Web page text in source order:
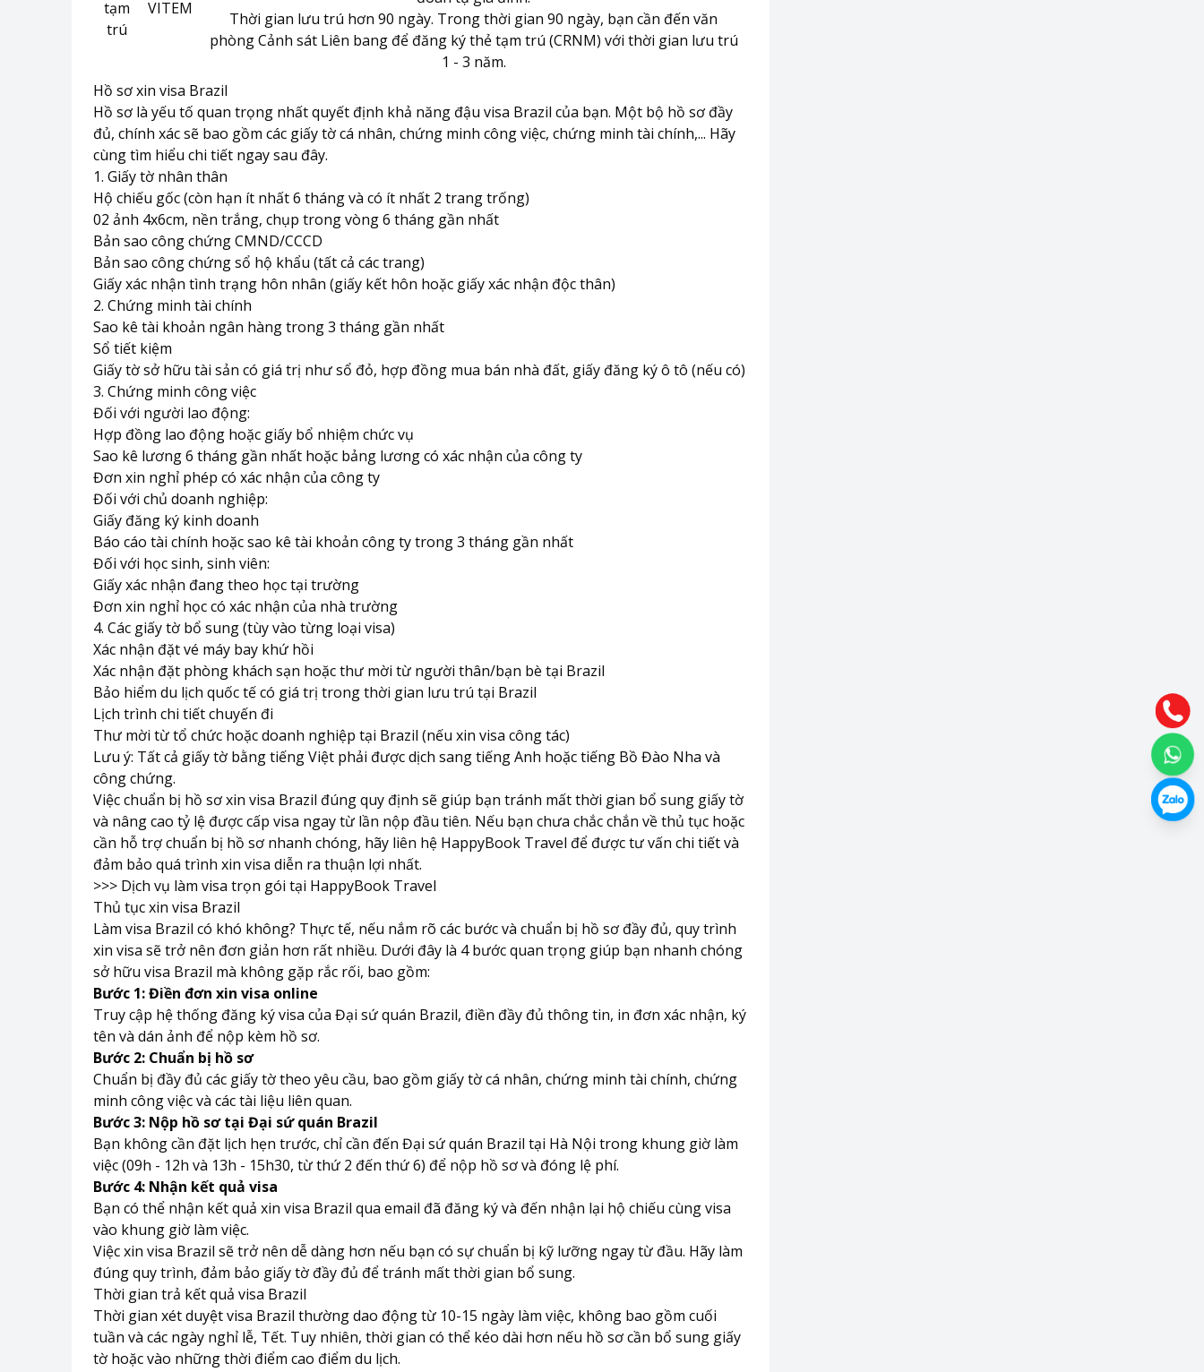
tạm
trú
VITEM
Thời gian lưu trú hơn 90 ngày. Trong thời gian 90 ngày, bạn cần đến văn
phòng Cảnh sát Liên bang để đăng ký thẻ tạm trú (CRNM) với thời gian lưu trú
1 - 3 năm.
Hồ sơ xin visa Brazil
Hồ sơ là yếu tố quan trọng nhất quyết định khả năng đậu visa Brazil của bạn. Một bộ hồ sơ đầy
đủ, chính xác sẽ bao gồm các giấy tờ cá nhân, chứng minh công việc, chứng minh tài chính,... Hãy
cùng tìm hiểu chi tiết ngay sau đây.
1. Giấy tờ nhân thân
Hộ chiếu gốc (còn hạn ít nhất 6 tháng và có ít nhất 2 trang trống)
02 ảnh 4x6cm, nền trắng, chụp trong vòng 6 tháng gần nhất
Bản sao công chứng CMND/CCCD
Bản sao công chứng sổ hộ khẩu (tất cả các trang)
Giấy xác nhận tình trạng hôn nhân (giấy kết hôn hoặc giấy xác nhận độc thân)
2. Chứng minh tài chính
Sao kê tài khoản ngân hàng trong 3 tháng gần nhất
Sổ tiết kiệm
Giấy tờ sở hữu tài sản có giá trị như sổ đỏ, hợp đồng mua bán nhà đất, giấy đăng ký ô tô (nếu có)
3. Chứng minh công việc
Đối với người lao động:
Hợp đồng lao động hoặc giấy bổ nhiệm chức vụ
Sao kê lương 6 tháng gần nhất hoặc bảng lương có xác nhận của công ty
Đơn xin nghỉ phép có xác nhận của công ty
Đối với chủ doanh nghiệp:
Giấy đăng ký kinh doanh
Báo cáo tài chính hoặc sao kê tài khoản công ty trong 3 tháng gần nhất
Đối với học sinh, sinh viên:
Giấy xác nhận đang theo học tại trường
Đơn xin nghỉ học có xác nhận của nhà trường
4. Các giấy tờ bổ sung (tùy vào từng loại visa)
Xác nhận đặt vé máy bay khứ hồi
Xác nhận đặt phòng khách sạn hoặc thư mời từ người thân/bạn bè tại Brazil
Bảo hiểm du lịch quốc tế có giá trị trong thời gian lưu trú tại Brazil
Lịch trình chi tiết chuyến đi
Thư mời từ tổ chức hoặc doanh nghiệp tại Brazil (nếu xin visa công tác)
Lưu ý: Tất cả giấy tờ bằng tiếng Việt phải được dịch sang tiếng Anh hoặc tiếng Bồ Đào Nha và
công chứng.
Việc chuẩn bị hồ sơ xin visa Brazil đúng quy định sẽ giúp bạn tránh mất thời gian bổ sung giấy tờ
và nâng cao tỷ lệ được cấp visa ngay từ lần nộp đầu tiên. Nếu bạn chưa chắc chắn về thủ tục hoặc
cần hỗ trợ chuẩn bị hồ sơ nhanh chóng, hãy liên hệ HappyBook Travel để được tư vấn chi tiết và
đảm bảo quá trình xin visa diễn ra thuận lợi nhất.
>>> Dịch vụ làm visa trọn gói tại HappyBook Travel
Thủ tục xin visa Brazil
Làm visa Brazil có khó không? Thực tế, nếu nắm rõ các bước và chuẩn bị hồ sơ đầy đủ, quy trình
xin visa sẽ trở nên đơn giản hơn rất nhiều. Dưới đây là 4 bước quan trọng giúp bạn nhanh chóng
sở hữu visa Brazil mà không gặp rắc rối, bao gồm:
Bước 1: Điền đơn xin visa online
Truy cập hệ thống đăng ký visa của Đại sứ quán Brazil, điền đầy đủ thông tin, in đơn xác nhận, ký
tên và dán ảnh để nộp kèm hồ sơ.
Bước 2: Chuẩn bị hồ sơ
Chuẩn bị đầy đủ các giấy tờ theo yêu cầu, bao gồm giấy tờ cá nhân, chứng minh tài chính, chứng
minh công việc và các tài liệu liên quan.
Bước 3: Nộp hồ sơ tại Đại sứ quán Brazil
Bạn không cần đặt lịch hẹn trước, chỉ cần đến Đại sứ quán Brazil tại Hà Nội trong khung giờ làm
việc (09h - 12h và 13h - 15h30, từ thứ 2 đến thứ 6) để nộp hồ sơ và đóng lệ phí.
Bước 4: Nhận kết quả visa
Bạn có thể nhận kết quả xin visa Brazil qua email đã đăng ký và đến nhận lại hộ chiếu cùng visa
vào khung giờ làm việc.
Việc xin visa Brazil sẽ trở nên dễ dàng hơn nếu bạn có sự chuẩn bị kỹ lưỡng ngay từ đầu. Hãy làm
đúng quy trình, đảm bảo giấy tờ đầy đủ để tránh mất thời gian bổ sung.
Thời gian trả kết quả visa Brazil
Thời gian xét duyệt visa Brazil thường dao động từ 10-15 ngày làm việc, không bao gồm cuối
tuần và các ngày nghỉ lễ, Tết. Tuy nhiên, thời gian có thể kéo dài hơn nếu hồ sơ cần bổ sung giấy
tờ hoặc vào những thời điểm cao điểm du lịch.